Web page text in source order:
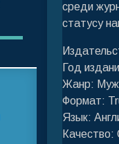
среди
статусу
Год
Жанр:
Формат:
Язык:
Качество: